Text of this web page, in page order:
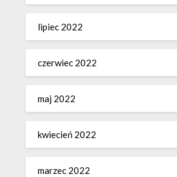
lipiec 2022
czerwiec 2022
maj 2022
kwiecień 2022
marzec 2022